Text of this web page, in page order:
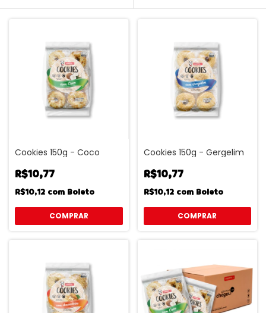
Cookies 150g - Coco
R$10,77
R$10,12 com Boleto
Cookies 150g - Gergelim
R$10,77
R$10,12 com Boleto